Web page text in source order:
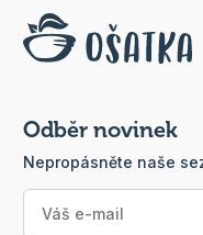
Odběr novinek
Nepropásněte naše